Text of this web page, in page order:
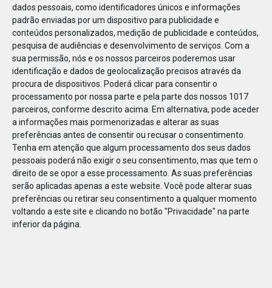
dados pessoais, como identificadores únicos e informações
padrão enviadas por um dispositivo para publicidade e
conteúdos personalizados, medição de publicidade e conteúdos,
pesquisa de audiências e desenvolvimento de serviços. Com a
sua permissão, nós e os nossos parceiros poderemos usar
identificação e dados de geolocalização precisos através da
procura de dispositivos. Poderá clicar para consentir o
processamento por nossa parte e pela parte dos nossos 1017
parceiros, conforme descrito acima. Em alternativa, pode aceder
a informações mais pormenorizadas e alterar as suas
preferências antes de consentir ou recusar o consentimento.
Tenha em atenção que algum processamento dos seus dados
pessoais poderá não exigir o seu consentimento, mas que tem o
direito de se opor a esse processamento. As suas preferências
serão aplicadas apenas a este website. Você pode alterar suas
preferências ou retirar seu consentimento a qualquer momento
voltando a este site e clicando no botão "Privacidade" na parte
inferior da página.
123710281499782